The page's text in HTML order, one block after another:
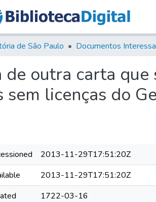
de São Paulo Documentos
de outra carta que
sem licenças do
2013-11-29T17:51:20Z
2013-11-29T17:51:20Z
1722-03-16